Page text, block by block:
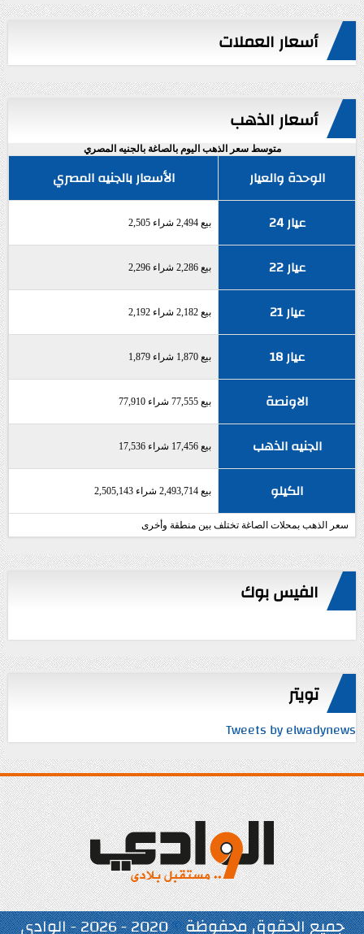
أسعار العملات
أسعار الذهب
متوسط سعر الذهب اليوم بالصاغة بالجنيه المصري
الوحدة والعيار
الأسعار بالجنيه المصري
عيار 24
بيع 2,494 شراء 2,505
عيار 22 بيع 2,286 شراء 2,296
عيار 21 بيع 2,182 شراء 2,192
عيار 18 بيع 1,870 شراء 1,879
الاونصة بيع 77,555 شراء 77,910
الجنيه الذهب بيع 17,456 شراء 17,536
الكيلو بيع 2,493,714 شراء 2,505,143
سعر الذهب بمحلات الصاغة تختلف بين منطقة وأخرى
الفيس بوك
تويتر
Tweets by elwadynews
جميع الحقوق محفوظة©2020 - 2026 - الوادي